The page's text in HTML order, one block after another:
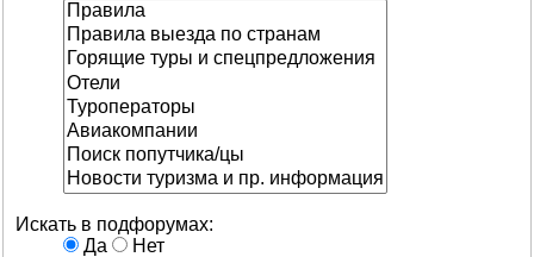
Искать в подфорумах:
Да
Нет